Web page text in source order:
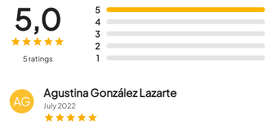
5
4
3
2
1
5,0
5 ratings
AG
Agustina González Lazarte
July2022